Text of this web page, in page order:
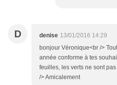
D denise 13/01/2016 14:29
bonjour Véronique<br />
année conforme à tes
feuilles, les verts ne sont
/> Amicalement